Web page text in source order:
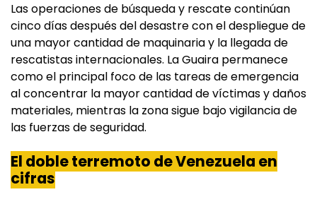
Las operaciones de búsqueda y rescate continúan
cinco días después del desastre con el despliegue de
una mayor cantidad de maquinaria y la llegada de
rescatistas internacionales. La Guaira permanece
como el principal foco de las tareas de emergencia
al concentrar la mayor cantidad de víctimas y daños
materiales, mientras la zona sigue bajo vigilancia de
las fuerzas de seguridad.
El doble terremoto de Venezuela en
cifras